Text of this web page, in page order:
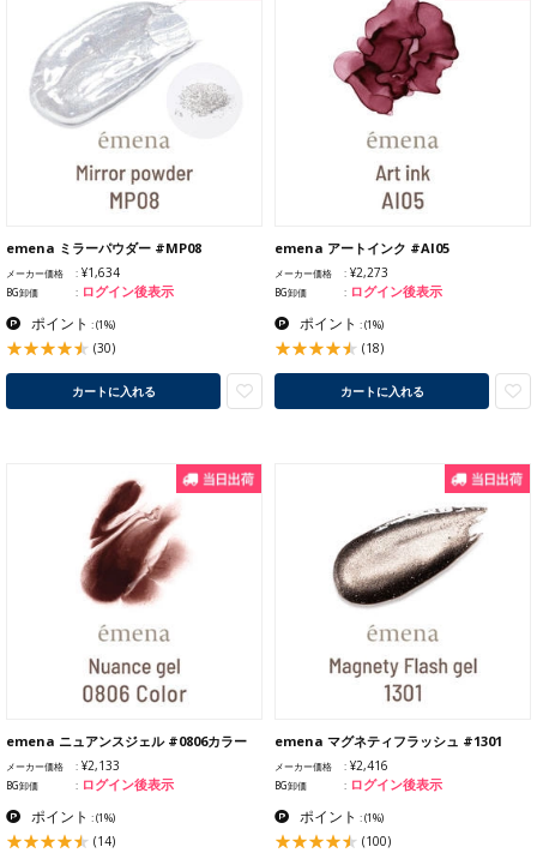
emena ミラーパウダー #MP08
メーカー価格 ¥1,634
BG卸価 ログイン後表示
ポイント :(1%)
(30)
カートに入れる
emena アートインク #AI05
メーカー価格 ¥2,273
BG卸価 ログイン後表示
ポイント :(1%)
(18)
カートに入れる
emena ニュアンスジェル #0806カラー
メーカー価格 ¥2,133
BG卸価 ログイン後表示
ポイント :(1%)
(14)
emena マグネティフラッシュ #1301
メーカー価格 ¥2,416
BG卸価 ログイン後表示
ポイント :(1%)
(100)